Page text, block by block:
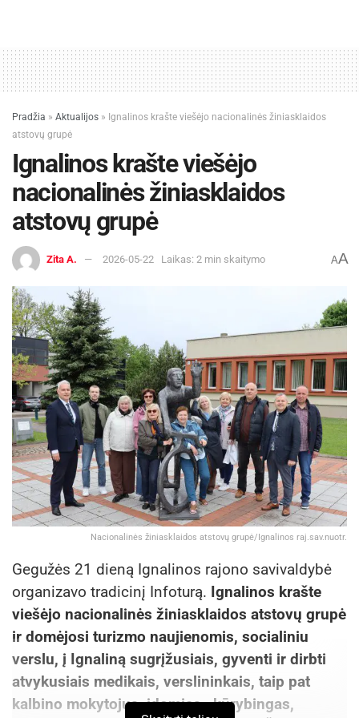
Pradžia » Aktualijos » Ignalinos krašte viešėjo nacionalinės žiniasklaidos
atstovų grupė
Ignalinos krašte viešėjo
nacionalinės žiniasklaidos
atstovų grupė
Zita A. 2026-05-22 Laikas: 2 min skaitymo AA
Nacionalinės žiniasklaidos atstovų grupė/Ignalinos raj.sav.nuotr.
Gegužės 21 dieną Ignalinos rajono savivaldybė
organizavo tradicinį Infoturą. Ignalinos krašte
viešėjo nacionalinės žiniasklaidos atstovų grupė
ir domėjosi turizmo naujienomis, socialiniu
verslu, į Ignaliną sugrįžusiais, gyventi ir dirbti
atvykusiais medikais, verslininkais, taip pat
kalbino mokytojus, įdomias, kūrybingas,